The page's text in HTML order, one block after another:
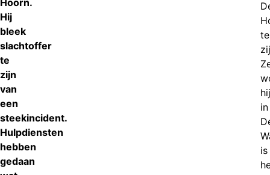
Hoorn.
Hij
bleek
slachtoffer
te
zijn
van
een
steekincident.
Hulpdiensten
hebben
gedaan
te
hij
in
is